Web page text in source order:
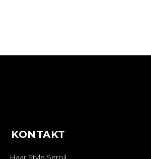
KONTAKT
Haar Style Serpil